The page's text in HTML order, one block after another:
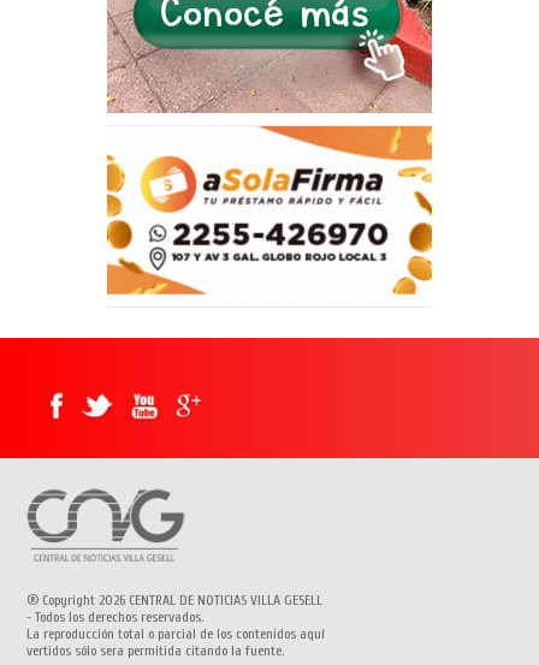
® Copyright 2026 CENTRAL DE NOTICIAS VILLA GESELL
- Todos los derechos reservados.
La reproducción total o parcial de los contenidos aquí
vertidos sólo sera permitida citando la fuente.